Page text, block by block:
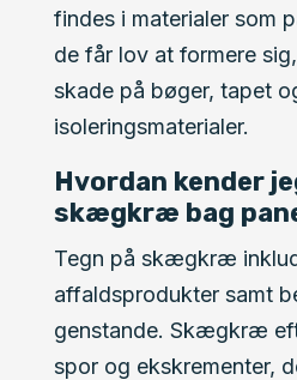
findes i materialer som
de får lov at formere
skade på bøger, tapet
isoleringsmaterialer.
Hvordan kender
skægkræ bag
Tegn på skægkræ
affaldsprodukter samt
genstande. Skægkræ
spor og ekskrementer,